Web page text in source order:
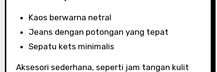
Kaos berwarna netral
Jeans dengan potongan yang tepat
Sepatu kets minimalis
Aksesori sederhana, seperti jam tangan kulit